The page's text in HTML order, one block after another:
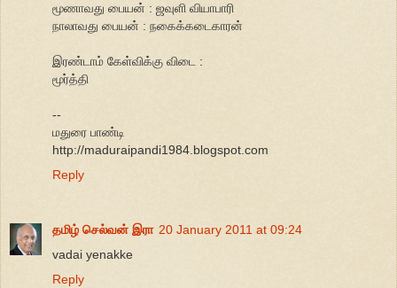
மூணாவது பையன் : ஜவுளி வியாபாரி
நாலாவது பையன் : நகைக்கடைகாரன்
இரண்டாம் கேள்விக்கு விடை :
மூர்த்தி
--
மதுரை பாண்டி
http://maduraipandi1984.blogspot.com
Reply
தமிழ் செல்வன் இரா 20 January 2011 at 09:24
vadai yenakke
Reply